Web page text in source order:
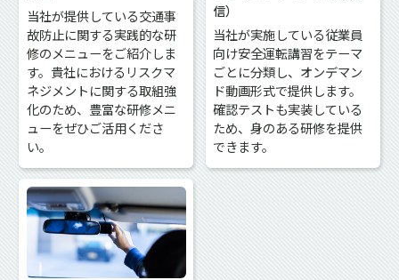
当社が提供している交通事
故防止に関する実践的な研
修のメニューをご紹介しま
す。貴社におけるリスクマ
ネジメントに関する取組強
化のため、豊富な研修メニ
ューをぜひご活用くださ
い。
信）
当社が実施している従業員
向け安全運転講習をテーマ
ごとに分類し、オンデマン
ド動画形式で提供します。
確認テストも実装している
ため、身のある研修を提供
できます。